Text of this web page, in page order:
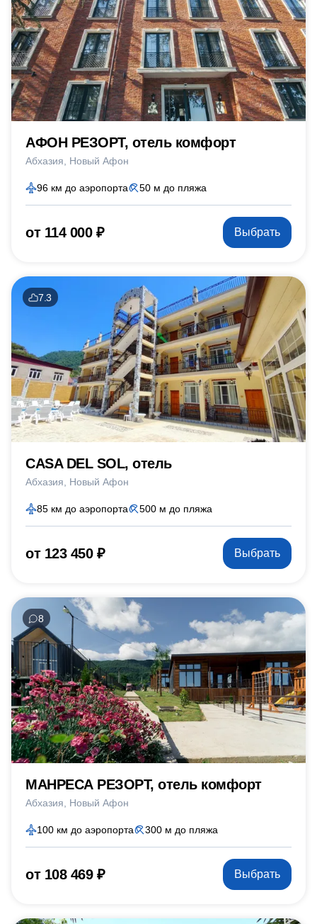
АФОН РЕЗОРТ, отель комфорт
Абхазия Новый Афон
96 км до аэропорта 50 м до пляжа
от 114 000 ₽ Выбрать
7.3
CASA DEL SOL, отель
Абхазия Новый Афон
85 км до аэропорта 500 м до пляжа
от 123 450 ₽ Выбрать
8
МАНРЕСА РЕЗОРТ, отель комфорт
Абхазия Новый Афон
100 км до аэропорта 300 м до пляжа
от 108 469 ₽ Выбрать